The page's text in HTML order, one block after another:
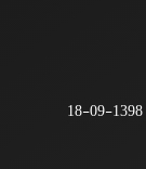
1398-09-18